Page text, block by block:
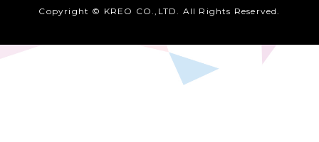
Copyright © KREO CO.,LTD. All Rights Reserved.